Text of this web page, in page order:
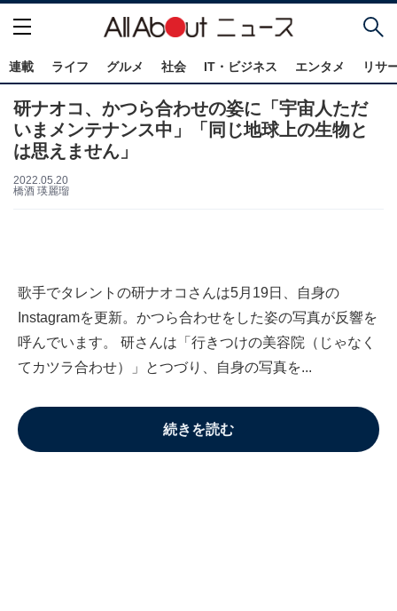
連載 ライフ グルメ 社会 IT・ビジネス エンタメ リサ
研ナオコ、かつら合わせの姿に「宇宙人ただ
いまメンテナンス中」「同じ地球上の生物と
は思えません」
2022.05.20
橋酒 瑛麗瑠
歌手でタレントの研ナオコさんは5月19日、自身の
Instagramを更新。かつら合わせをした姿の写真が反響を
呼んでいます。 研さんは「行きつけの美容院（じゃなく
てカツラ合わせ）」とつづり、自身の写真を...
続きを読む